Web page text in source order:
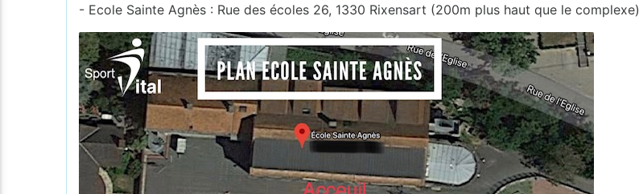
- Ecole Sainte Agnès : Rue des écoles 26, 1330 Rixensart (200m plus haut que le complexe)